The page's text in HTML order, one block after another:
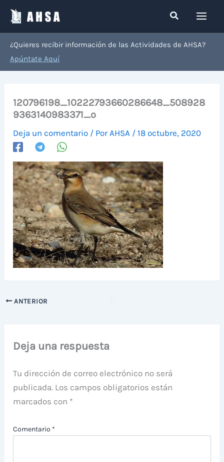
contenido
Buscar
¿Quieres recibir información de las Actividades de AHSA?
Apúntate Aquí
120796198_10222793660286648_508928
9363140983371_o
Deja un comentario / Por AHSA /18 octubre, 2020
ANTERIOR
Deja una respuesta
Tu dirección de correo electrónico no será
publicada. Los campos obligatorios están
marcados con *
Comentario *